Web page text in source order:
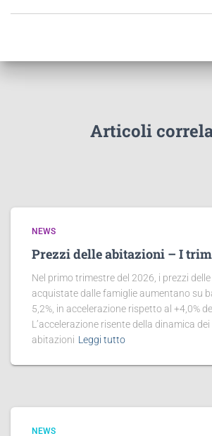
Articoli
NEWS
Prezzi delle abitazioni – I
Nel primo trimestre del 2026, i prezzi
acquistate dalle famiglie aumentano su
5,2%, in accelerazione rispetto al +4,0%
L’accelerazione risente della dinamica
abitazioni Leggi tutto
NEWS